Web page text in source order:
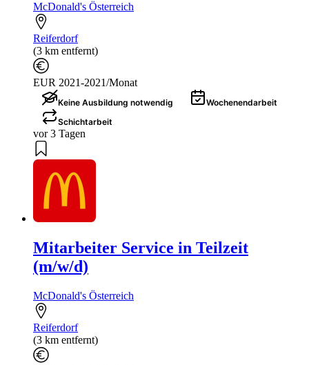
McDonald's Österreich
Reiferdorf
(3 km entfernt)
EUR 2021-2021/Monat
Keine Ausbildung notwendig
Wochenendarbeit
Schichtarbeit
vor 3 Tagen
Mitarbeiter Service in Teilzeit
(m/w/d)
McDonald's Österreich
Reiferdorf
(3 km entfernt)